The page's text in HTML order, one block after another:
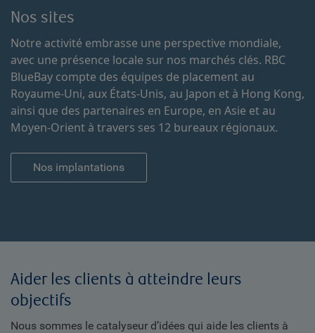
Nos sites
Notre activité embrasse une perspective mondiale,
avec une présence locale sur nos marchés clés. RBC
BlueBay compte des équipes de placement au
Royaume-Uni, aux États-Unis, au Japon et à Hong Kong,
ainsi que des partenaires en Europe, en Asie et au
Moyen-Orient à travers ses 12 bureaux régionaux.
Nos implantations
Aider les clients à atteindre leurs
objectifs
Nous sommes le catalyseur d’idées qui aide les clients à